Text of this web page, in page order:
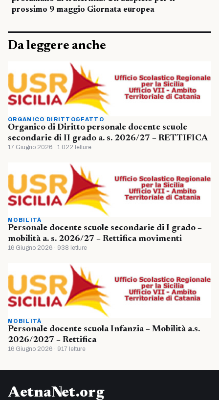
prossimo 9 maggio Giornata europea
Da leggere anche
ORGANICO DIRITTO&FATTO
Organico di Diritto personale docente scuole
secondarie di II grado a. s. 2026/27 – RETTIFICA
17 Giugno 2026 · 1.022 letture
MOBILITÀ
Personale docente scuole secondarie di I grado –
mobilità a. s. 2026/27 – Rettifica movimenti
16 Giugno 2026 · 938 letture
MOBILITÀ
Personale docente scuola Infanzia – Mobilità a.s.
2026/2027 – Rettifica
16 Giugno 2026 · 917 letture
AetnaNet.org